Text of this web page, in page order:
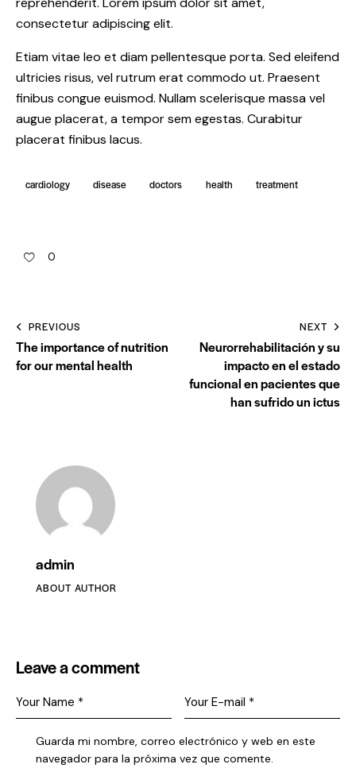
consectetur adipiscing elit.
Etiam vitae leo et diam pellentesque porta. Sed eleifend
ultricies risus, vel rutrum erat commodo ut. Praesent
finibus congue euismod. Nullam scelerisque massa vel
augue placerat, a tempor sem egestas. Curabitur
placerat finibus lacus.
cardiology disease doctors health treatment
0
PREVIOUS
The importance of nutrition
for our mental health
NEXT
Neurorrehabilitación y su
impacto en el estado
funcional en pacientes que
han sufrido un ictus
admin
ABOUT AUTHOR
Leave a comment
Guarda mi nombre, correo electrónico y web en este
navegador para la próxima vez que comente.